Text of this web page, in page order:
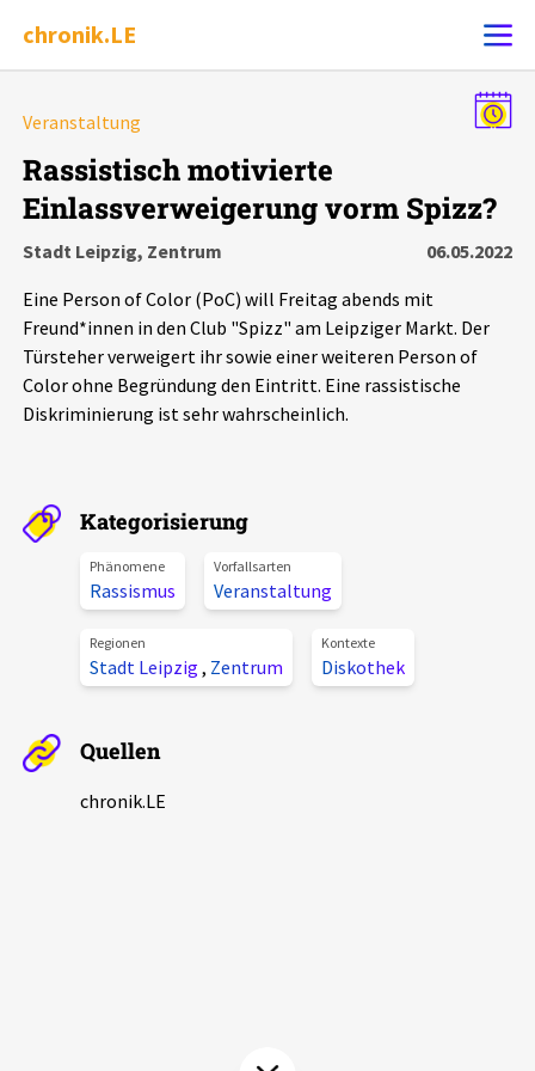
chronik.LE
Chronik
Leipziger Zustände
Schlaglichter
Aktuelles
Veranstaltungen
Podcasts
Über uns
Kontakt
Unterstützer_innen
Veranstaltung
Rassistisch motivierte
Einlassverweigerung vorm Spizz?
Stadt Leipzig, Zentrum
06.05.2022
Eine Person of Color (PoC) will Freitag abends mit
Freund*innen in den Club "Spizz" am Leipziger Markt. Der
Türsteher verweigert ihr sowie einer weiteren Person of
Color ohne Begründung den Eintritt. Eine rassistische
Diskriminierung ist sehr wahrscheinlich.
Kategorisierung
Phänomene
Rassismus
Vorfallsarten
Veranstaltung
Regionen
Stadt Leipzig , Zentrum
Kontexte
Diskothek
Quellen
chronik.LE
Alle Ereignisse
Ereignisse
Ereignisse Statistik